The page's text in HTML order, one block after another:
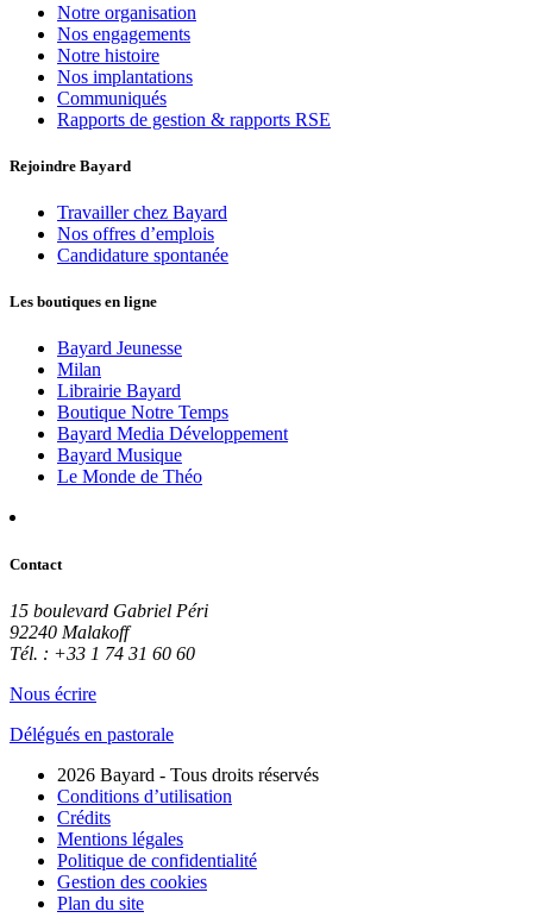
Notre organisation
Nos engagements
Notre histoire
Nos implantations
Communiqués
Rapports de gestion & rapports RSE
Rejoindre Bayard
Travailler chez Bayard
Nos offres d’emplois
Candidature spontanée
Les boutiques en ligne
Bayard Jeunesse
Milan
Librairie Bayard
Boutique Notre Temps
Bayard Media Développement
Bayard Musique
Le Monde de Théo
Contact
15 boulevard Gabriel Péri
92240 Malakoff
Tél. : +33 1 74 31 60 60
Nous écrire
Délégués en pastorale
2026 Bayard - Tous droits réservés
Conditions d’utilisation
Crédits
Mentions légales
Politique de confidentialité
Gestion des cookies
Plan du site